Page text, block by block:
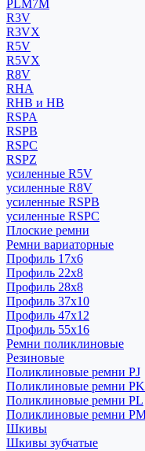
PLM7M
R3V
R3VX
R5V
R5VX
R8V
RHA
RHB и HB
RSPA
RSPB
RSPC
RSPZ
усиленные R5V
усиленные R8V
усиленные RSPB
усиленные RSPC
Плоские ремни
Ремни вариаторные
Профиль 17x6
Профиль 22x8
Профиль 28x8
Профиль 37x10
Профиль 47x12
Профиль 55x16
Ремни поликлиновые
Резиновые
Поликлиновые ремни PJ
Поликлиновые ремни PK
Поликлиновые ремни PL
Поликлиновые ремни
Шкивы
Шкивы зубчатые